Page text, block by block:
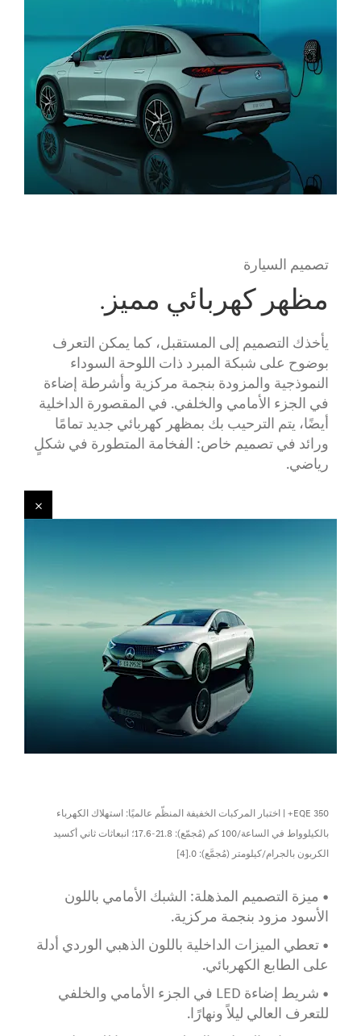
تصميم السيارة
مظهر كهربائي مميز.
يأخذك التصميم إلى المستقبل، كما يمكن التعرف
بوضوح على شبكة المبرد ذات اللوحة السوداء
النموذجية والمزودة بنجمة مركزية وأشرطة إضاءة
في الجزء الأمامي والخلفي. في المقصورة الداخلية
أيضًا، يتم الترحيب بك بمظهر كهربائي جديد تمامًا
ورائد في تصميم خاص: الفخامة المتطورة في شكلٍ
رياضي.
EQE 350+ | اختبار المركبات الخفيفة المنظّم عالميًا: استهلاك الكهرباء
بالكيلوواط في الساعة/100 كم (مُجمّع): 21.8-17.6؛ انبعاثات ثاني أكسيد
الكربون بالجرام/كيلومتر (مُجمَّع): 0.[4]
• ميزة التصميم المذهلة: الشبك الأمامي باللون
الأسود مزود بنجمة مركزية.
• تعطي الميزات الداخلية باللون الذهبي الوردي أدلة
على الطابع الكهربائي.
• شريط إضاءة LED في الجزء الأمامي والخلفي
للتعرف العالي ليلاً ونهارًا.